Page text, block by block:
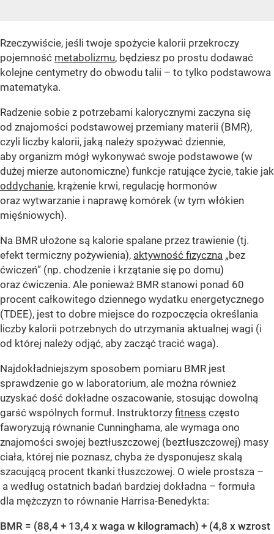
Rzeczywiście, jeśli twoje spożycie kalorii przekroczy
pojemność metabolizmu, będziesz po prostu dodawać
kolejne centymetry do obwodu talii – to tylko podstawowa
matematyka.
Radzenie sobie z potrzebami kalorycznymi zaczyna się
od znajomości podstawowej przemiany materii (BMR),
czyli liczby kalorii, jaką należy spożywać dziennie,
aby organizm mógł wykonywać swoje podstawowe (w
dużej mierze autonomiczne) funkcje ratujące życie, takie jak
oddychanie, krążenie krwi, regulację hormonów
oraz wytwarzanie i naprawę komórek (w tym włókien
mięśniowych).
Na BMR ułożone są kalorie spalane przez trawienie (tj.
efekt termiczny pożywienia), aktywność fizyczna „bez
ćwiczeń” (np. chodzenie i krzątanie się po domu)
oraz ćwiczenia. Ale ponieważ BMR stanowi ponad 60
procent całkowitego dziennego wydatku energetycznego
(TDEE), jest to dobre miejsce do rozpoczęcia określania
liczby kalorii potrzebnych do utrzymania aktualnej wagi (i
od której należy odjąć, aby zacząć tracić waga).
Najdokładniejszym sposobem pomiaru BMR jest
sprawdzenie go w laboratorium, ale można również
uzyskać dość dokładne oszacowanie, stosując dowolną
garść wspólnych formuł. Instruktorzy fitness często
faworyzują równanie Cunninghama, ale wymaga ono
znajomości swojej beztłuszczowej (beztłuszczowej) masy
ciała, której nie poznasz, chyba że dysponujesz skalą
szacującą procent tkanki tłuszczowej. O wiele prostsza –
a według ostatnich badań bardziej dokładna – formuła
dla mężczyzn to równanie Harrisa-Benedykta:
BMR = (88,4 + 13,4 x waga w kilogramach) + (4,8 x wzrost